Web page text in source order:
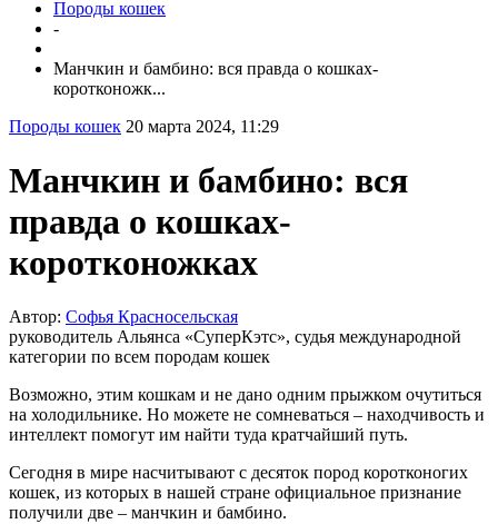
Породы кошек
-
Манчкин и бамбино: вся правда о кошках-
коротконожк...
Породы кошек 20 марта 2024, 11:29
Манчкин и бамбино: вся
правда о кошках-
коротконожках
Автор: Софья Красносельская
руководитель Альянса «СуперКэтс», судья международной
категории по всем породам кошек
Возможно, этим кошкам и не дано одним прыжком очутиться
на холодильнике. Но можете не сомневаться – находчивость и
интеллект помогут им найти туда кратчайший путь.
Сегодня в мире насчитывают с десяток пород коротконогих
кошек, из которых в нашей стране официальное признание
получили две – манчкин и бамбино.